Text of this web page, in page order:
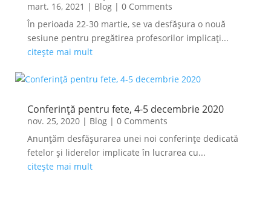
mart. 16, 2021 | Blog| 0 Comments
În perioada 22-30 martie, se va desfășura o nouă
sesiune pentru pregătirea profesorilor implicați...
citește mai mult
Conferință pentru fete, 4-5 decembrie 2020
nov. 25, 2020| Blog| 0 Comments
Anunțăm desfășurarea unei noi conferințe dedicată
fetelor și liderelor implicate în lucrarea cu...
citește mai mult